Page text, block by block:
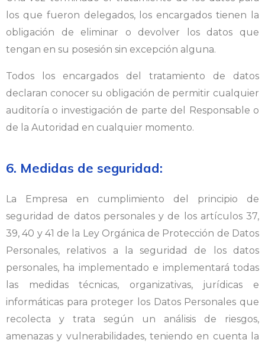
los que fueron delegados, los encargados tienen la
obligación de eliminar o devolver los datos que
tengan en su posesión sin excepción alguna.
Todos los encargados del tratamiento de datos
declaran conocer su obligación de permitir cualquier
auditoría o investigación de parte del Responsable o
de la Autoridad en cualquier momento.
6. Medidas de seguridad:
La Empresa en cumplimiento del principio de
seguridad de datos personales y de los artículos 37,
39, 40 y 41 de la Ley Orgánica de Protección de Datos
Personales, relativos a la seguridad de los datos
personales, ha implementado e implementará todas
las medidas técnicas, organizativas, jurídicas e
informáticas para proteger los Datos Personales que
recolecta y trata según un análisis de riesgos,
amenazas y vulnerabilidades, teniendo en cuenta la